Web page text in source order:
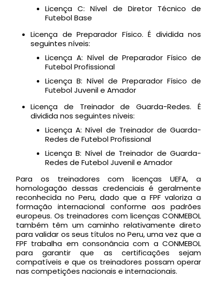
Licença C: Nível de Diretor Técnico de
Futebol Base
Licença de Preparador Físico. É dividida nos
seguintes níveis:
Licença A: Nível de Preparador Físico de
Futebol Profissional
Licença B: Nível de Preparador Físico de
Futebol Juvenil e Amador
Licença de Treinador de Guarda-Redes. É
dividida nos seguintes níveis:
Licença A: Nível de Treinador de Guarda-
Redes de Futebol Profissional
Licença B: Nível de Treinador de Guarda-
Redes de Futebol Juvenil e Amador
Para os treinadores com licenças UEFA, a
homologação dessas credenciais é geralmente
reconhecida no Peru, dado que a FPF valoriza a
formação internacional conforme aos padrões
europeus. Os treinadores com licenças CONMEBOL
também têm um caminho relativamente direto
para validar os seus títulos no Peru, uma vez que a
FPF trabalha em consonância com a CONMEBOL
para garantir que as certificações sejam
compatíveis e que os treinadores possam operar
nas competições nacionais e internacionais.